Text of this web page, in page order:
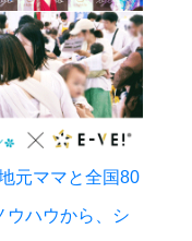
元ママと全国80
ウハウから、シ